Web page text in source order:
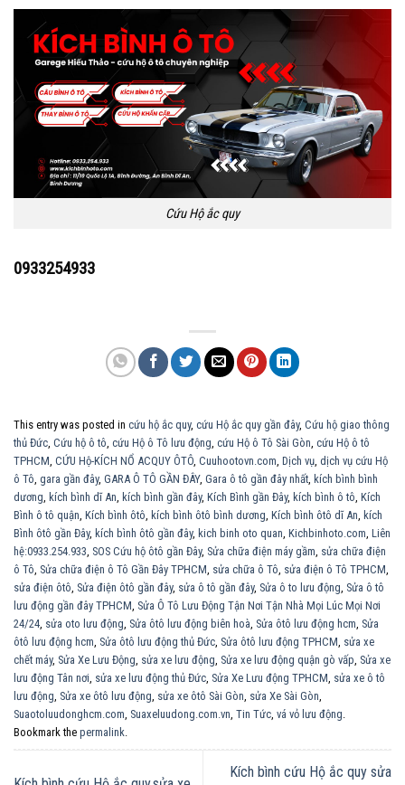
Cứu Hộ ắc quy
0933254933
This entry was posted in cứu hộ ắc quy, cứu Hộ ắc quy gần đây, Cứu hộ giao thông
thủ Đức, Cứu hộ ô tô, cứu Hộ ô Tô lưu động, cứu Hộ ô Tô Sài Gòn, cứu Hộ ô tô
TPHCM, CỨU Hộ-KÍCH NỔ ACQUY ÔTÔ, Cuuhootovn.com, Dịch vụ, dịch vụ cứu Hộ
ô Tô, gara gần đây, GARA Ô TÔ GẦN ĐÂY, Gara ô tô gần đây nhất, kích bình bình
dương, kích bình dĩ An, kích bình gần đây, Kích Bình gần Đây, kích bình ô tô, Kích
Bình ô tô quận, Kích bình ôtô, kích bình ôtô bình dương, Kích bình ôtô dĩ An, kích
Bình ôtô gần Đây, kích bình ôtô gần đây, kich binh oto quan, Kichbinhoto.com, Liên
hệ:0933.254.933, SOS Cứu hộ ôtô gần Đây, Sửa chữa điện máy gầm, sửa chữa điện
ô Tô, Sửa chữa điện ô Tô Gần Đây TPHCM, sửa chữa ô Tô, sửa điện ô Tô TPHCM,
sửa điện ôtô, Sửa điện ôtô gần đây, sửa ô tô gần đây, Sửa ô to lưu động, Sửa ô tô
lưu động gần đây TPHCM, Sửa Ô Tô Lưu Động Tận Nơi Tận Nhà Mọi Lúc Mọi Nơi
24/24, sửa oto lưu động, Sửa ôtô lưu động biên hoà, Sửa ôtô lưu động hcm, Sửa
ôtô lưu động hcm, Sửa ôtô lưu động thủ Đức, Sửa ôtô lưu động TPHCM, sửa xe
chết máy, Sửa Xe Lưu Động, sửa xe lưu động, Sửa xe lưu động quận gò vấp, Sửa xe
lưu động Tân nơi, sửa xe lưu động thủ Đức, Sửa Xe Lưu động TPHCM, sửa xe ô tô
lưu động, Sửa xe ôtô lưu động, sửa xe ôtô Sài Gòn, sửa Xe Sài Gòn,
Suaotoluudonghcm.com, Suaxeluudong.com.vn, Tin Tức, vá vỏ lưu động.
Bookmark the permalink.
Kích bình cứu Hộ ắc quy sửa